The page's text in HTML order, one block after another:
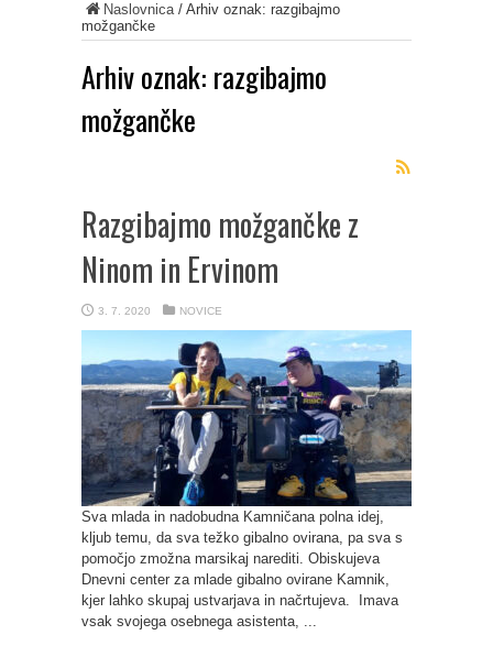
Naslovnica/ Arhiv oznak: razgibajmo
možgančke
Arhiv oznak: razgibajmo
možgančke
Razgibajmo možgančke z
Ninom in Ervinom
3. 7. 2020 NOVICE
Sva mlada in nadobudna Kamničana polna idej,
kljub temu, da sva težko gibalno ovirana, pa sva s
pomočjo zmožna marsikaj narediti. Obiskujeva
Dnevni center za mlade gibalno ovirane Kamnik,
kjer lahko skupaj ustvarjava in načrtujeva. Imava
vsak svojega osebnega asistenta, ...